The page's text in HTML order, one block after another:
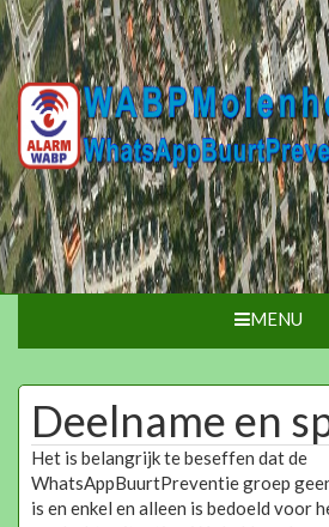
MENU
Deelname en
Het is belangrijk te beseffen dat de
WhatsAppBuurtPreventie groep
is en enkel en alleen is bedoeld voor